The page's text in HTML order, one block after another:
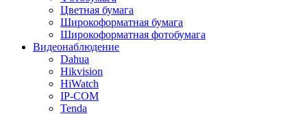
Цветная бумага
Широкоформатная бумага
Широкоформатная фотобумага
Видеонаблюдение
Dahua
Hikvision
HiWatch
IP-COM
Tenda